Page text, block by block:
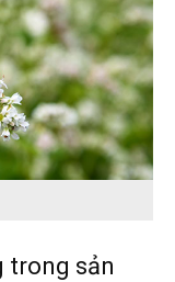
trong sản